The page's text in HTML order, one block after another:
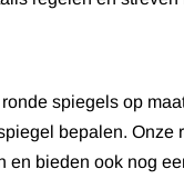
spiegels op
bepalen.
en bieden ook nog